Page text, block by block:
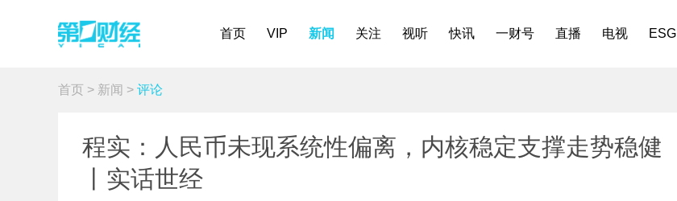
首页 VIP 新闻 关注 视听 快讯 一财号 直播 电视 ESG
首页 > 新闻 > 评论
程实：人民币未现系统性偏离，内核稳定支撑走势稳健
丨实话世经